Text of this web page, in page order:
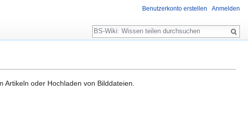
Artikeln oder Hochladen von Bilddateien.
Benutzerkonto erstellen Anmelden
Suche